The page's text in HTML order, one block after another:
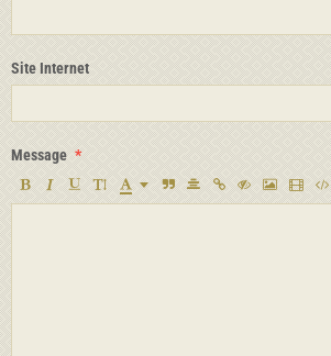
Site Internet
Message